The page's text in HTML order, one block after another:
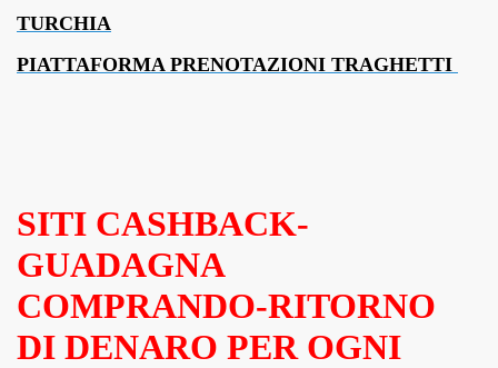
TURCHIA
PIATTAFORMA PRENOTAZIONI TRAGHETTI
SITI CASHBACK-
GUADAGNA
COMPRANDO-RITORNO
DI DENARO PER OGNI